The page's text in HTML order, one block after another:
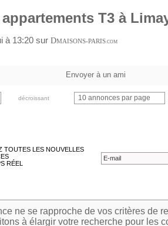
T3 à
à 13:20 sur DMAISONS-PARIS.COM
Envoyer à un ami
décroissant 10 annonces par page
TOUTES LES NOUVELLES
RÉEL
ne se rapproche de vos critères de
à élargir votre recherche pour les